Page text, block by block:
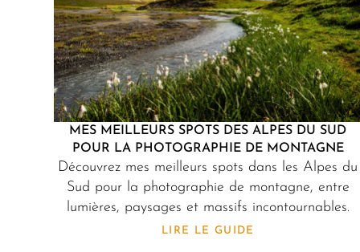
MES MEILLEURS SPOTS DES ALPES DU SUD
POUR LA PHOTOGRAPHIE DE MONTAGNE
Découvrez mes meilleurs spots dans les Alpes du
Sud pour la photographie de montagne, entre
lumières, paysages et massifs incontournables.
LIRE LE GUIDE